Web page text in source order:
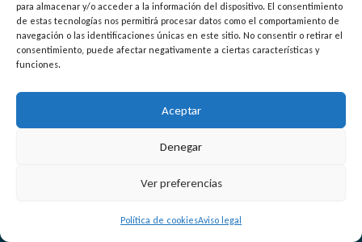
para almacenar y/o acceder a la información del dispositivo. El consentimiento
de estas tecnologías nos permitirá procesar datos como el comportamiento de
navegación o las identificaciones únicas en este sitio. No consentir o retirar el
consentimiento, puede afectar negativamente a ciertas características y
funciones.
Aceptar
Denegar
Ver preferencias
Política de cookiesAviso legal
compacto FSZ
L
i
n
u